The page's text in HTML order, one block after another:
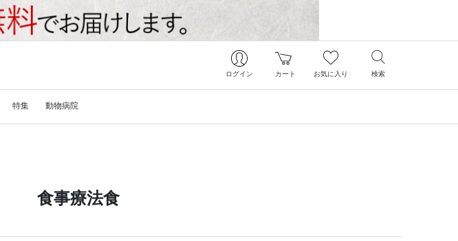
ログイン カート お気に入り 検索
特集 動物病院
食事療法食